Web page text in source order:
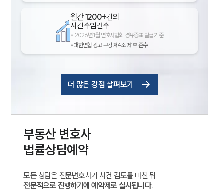
월간1200+건의
사건수임건수
* 2026년 1월 변호사협회 경유증표 발급 기준
*대한변협 광고 규정 제4조 제1호 준수
더 많은 강점 살펴보기
부동산 변호사
법률상담예약
모든 상담은 전문변호사가 사건 검토를 마친 뒤
전문적으로 진행하기에 예약제로 실시됩니다.